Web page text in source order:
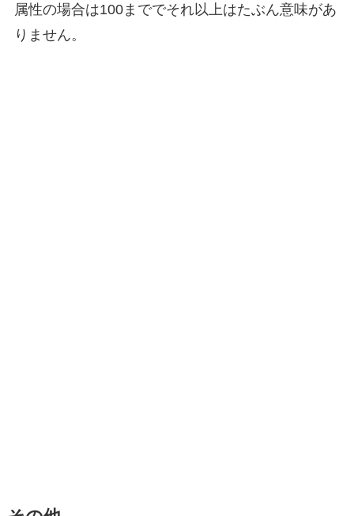
属性の場合は100まででそれ以上はたぶん意味があ
りません。